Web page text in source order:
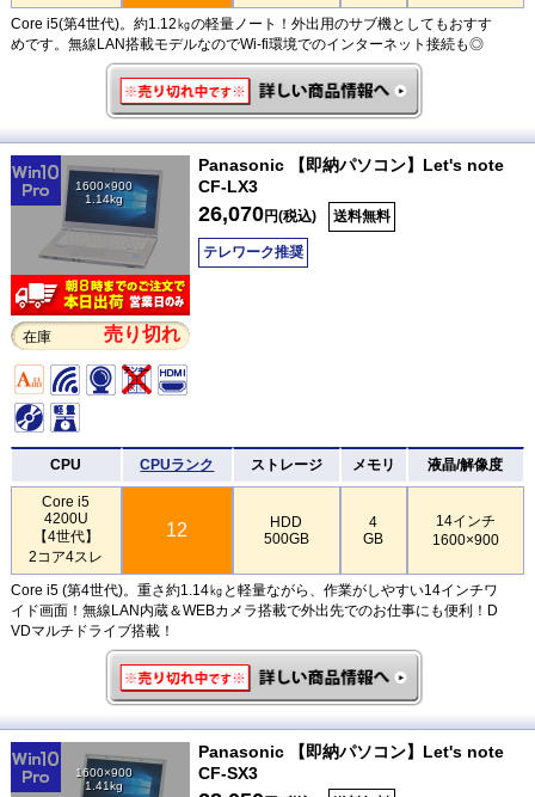
Core i5(第4世代)。約1.12㎏の軽量ノート！外出用のサブ機としてもおすす
めです。無線LAN搭載モデルなのでWi-fi環境でのインターネット接続も◎
1600×900
1.14kg
在庫 売り切れ
Panasonic 【即納パソコン】Let's note
CF-LX3
26,070円(税込) 送料無料
テレワーク推奨
CPU CPUランク ストレージ メモリ 液晶/解像度
Core i5
4200U
【4世代】
2コア4スレ
12
HDD
500GB
4
GB
14インチ
1600×900
Core i5 (第4世代)。重さ約1.14㎏と軽量ながら、作業がしやすい14インチワ
イド画面！無線LAN内蔵＆WEBカメラ搭載で外出先でのお仕事にも便利！D
VDマルチドライブ搭載！
1600×900
1.41kg
Panasonic 【即納パソコン】Let's note
CF-SX3